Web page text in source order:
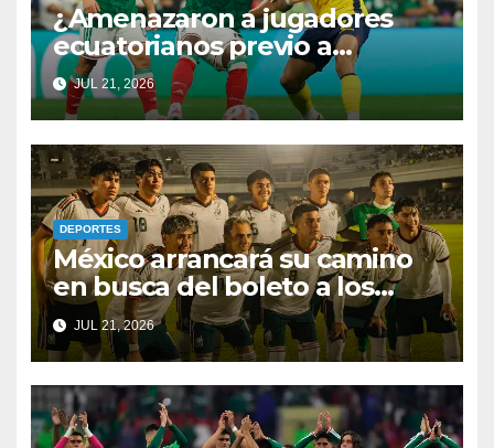
¿Amenazaron a jugadores
ecuatorianos previo a
enfrentar a México? Por fin
rompen el silencio
JUL 21, 2026
DEPORTES
México arrancará su camino
en busca del boleto a los
Juegos Olímpicos y al
Mundial Sub-20
JUL 21, 2026